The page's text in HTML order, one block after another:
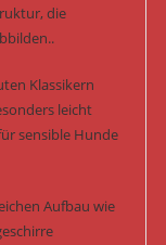
die
Klassikern
leicht
sensible Hunde
Aufbau wie